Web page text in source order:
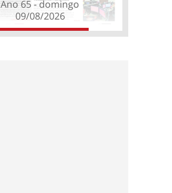
Ano 65 - domingo
09/08/2026